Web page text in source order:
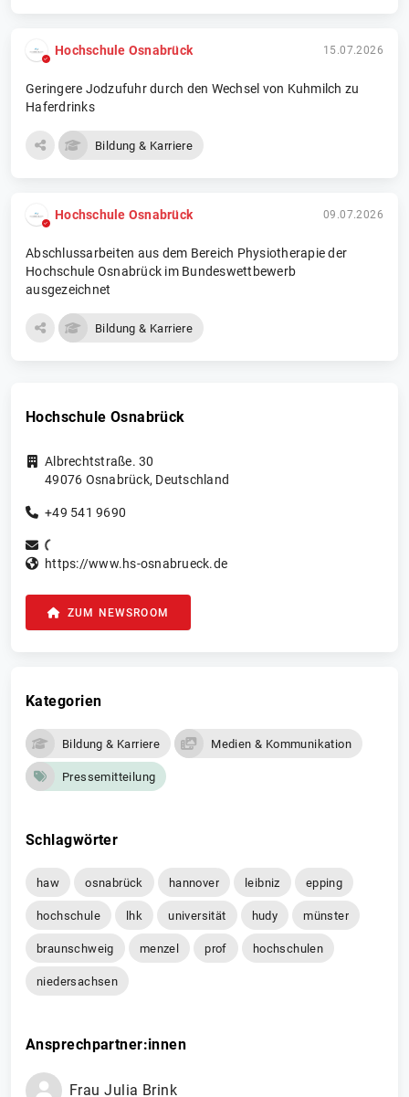
Hochschule Osnabrück 15.07.2026
Geringere Jodzufuhr durch den Wechsel von Kuhmilch zu
Haferdrinks
Bildung & Karriere
Hochschule Osnabrück 09.07.2026
Abschlussarbeiten aus dem Bereich Physiotherapie der
Hochschule Osnabrück im Bundeswettbewerb
ausgezeichnet
Bildung & Karriere
Hochschule Osnabrück
Albrechtstraße. 30
49076 Osnabrück, Deutschland
+49 541 9690
https://www.hs-osnabrueck.de
ZUM NEWSROOM
Kategorien
Bildung & Karriere Medien & Kommunikation
Pressemitteilung
Schlagwörter
haw osnabrück hannover leibniz epping
hochschule lhk universität hudy münster
braunschweig menzel prof hochschulen
niedersachsen
Ansprechpartner:innen
Frau Julia Brink